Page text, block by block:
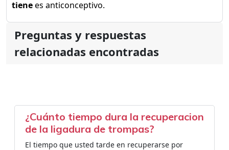
tienees anticonceptivo.
Preguntas y respuestas
relacionadas encontradas
¿Cuánto tiempo dura la recuperacion
de la ligadura de trompas?
El tiempo que usted tarde en recuperarse por